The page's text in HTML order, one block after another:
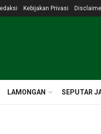
Kebijakan Privasi
LAMONGAN SEPUTAR